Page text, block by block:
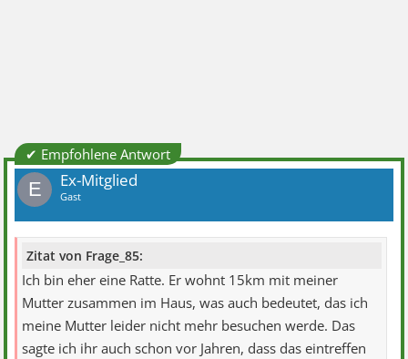
✔ Empfohlene Antwort
E Ex-Mitglied
Gast
Zitat von Frage_85:
Ich bin eher eine Ratte. Er wohnt 15km mit meiner
Mutter zusammen im Haus, was auch bedeutet, das ich
meine Mutter leider nicht mehr besuchen werde. Das
sagte ich ihr auch schon vor Jahren, dass das eintreffen